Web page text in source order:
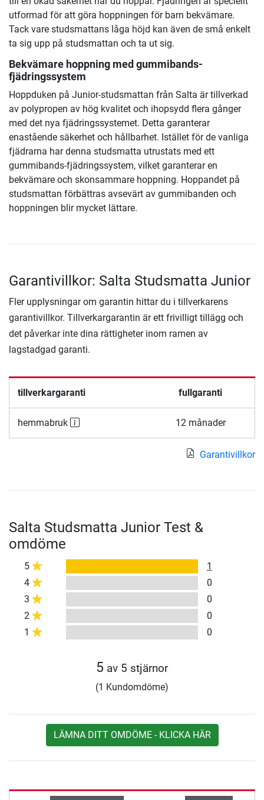
utformad för att göra hoppningen för barn bekvämare.
Tack vare studsmattans låga höjd kan även de små enkelt
ta sig upp på studsmattan och ta ut sig.
Bekvämare hoppning med gummibands-
fjädringssystem
Hoppduken på Junior-studsmattan från Salta är tillverkad
av polypropen av hög kvalitet och ihopsydd flera gånger
med det nya fjädringssystemet. Detta garanterar
enastående säkerhet och hållbarhet. Istället för de vanliga
fjädrarna har denna studsmatta utrustats med ett
gummibands-fjädringssystem, vilket garanterar en
bekvämare och skonsammare hoppning. Hoppandet på
studsmattan förbättras avsevärt av gummibanden och
hoppningen blir mycket lättare.
Garantivillkor: Salta Studsmatta Junior
Fler upplysningar om garantin hittar du i tillverkarens
garantivillkor. Tillverkargarantin är ett frivilligt tillägg och
det påverkar inte dina rättigheter inom ramen av
lagstadgad garanti.
tillverkargaranti fullgaranti
hemmabruk 12 månader
Garantivillkor
Salta Studsmatta Junior Test &
omdöme
5
1
4
0
3
0
2
0
1
0
5 av 5 stjärnor
(1 Kundomdöme)
LÄMNA DITT OMDÖME - KLICKA HÄR